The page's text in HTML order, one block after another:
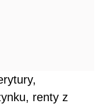
renty z